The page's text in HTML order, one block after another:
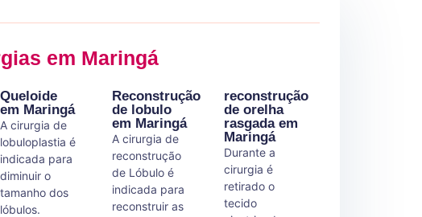
em Maringá
Queloide
em Maringá
A cirurgia de
lobuloplastia é
indicada para
diminuir o
tamanho dos
lóbulos.
Reconstrução
de lobulo
em Maringá
A cirurgia de
reconstrução
de Lóbulo é
indicada para
reconstruir as
reconstrução
de orelha
rasgada em
Maringá
Durante a
cirurgia é
retirado o
tecido